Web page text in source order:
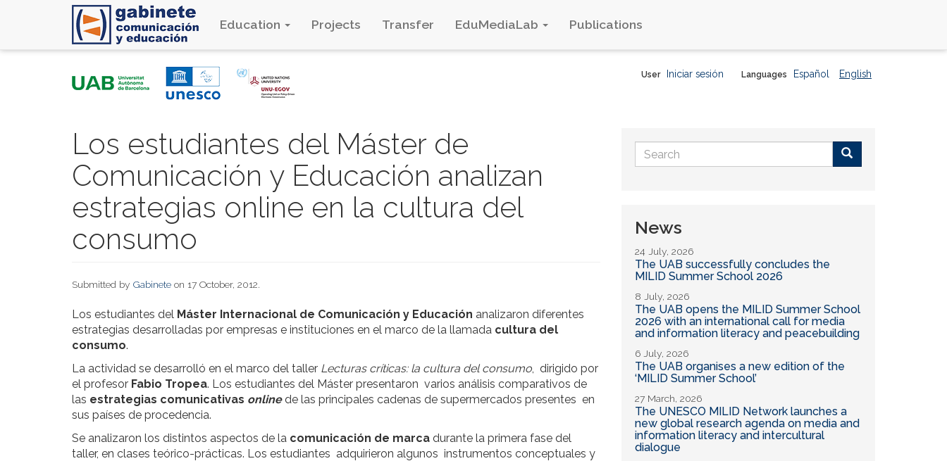
Education Projects Transfer EduMediaLab Publications
Languages Español English
User Iniciar sesión
Los estudiantes del Máster de
Comunicación y Educación analizan
estrategias online en la cultura del
consumo
Submitted by Gabinete on 17 October, 2012.
Los estudiantes del Máster Internacional de Comunicación y Educación analizaron diferentes
estrategias desarrolladas por empresas e instituciones en el marco de la llamada cultura del
consumo.
La actividad se desarrolló en el marco del taller Lecturas críticas: la cultura del consumo, dirigido por
el profesor Fabio Tropea. Los estudiantes del Máster presentaron varios análisis comparativos de
las estrategias comunicativas onlinede las principales cadenas de supermercados presentes en
sus países de procedencia.
Se analizaron los distintos aspectos de la comunicación de marca durante la primera fase del
taller, en clases teórico-prácticas. Los estudiantes adquirieron algunos instrumentos conceptuales y
Search
form
News
24 July, 2026
The UAB successfully concludes the
MILID Summer School 2026
8 July, 2026
The UAB opens the MILID Summer School
2026 with an international call for media
and information literacy and peacebuilding
6 July, 2026
The UAB organises a new edition of the
‘MILID Summer School’
27 March, 2026
The UNESCO MILID Network launches a
new global research agenda on media and
information literacy and intercultural
dialogue